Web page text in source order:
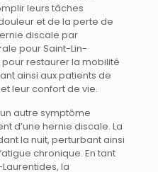
leurs tâches
et de la perte de
discale par
pour Saint-Lin-
restaurer la mobilité
ainsi aux patients de
leur confort de vie.
autre symptôme
d’une hernie discale. La
la nuit, perturbant ainsi
chronique. En tant
la